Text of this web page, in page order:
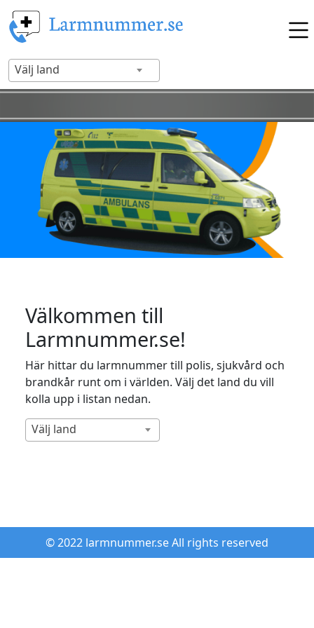
Välj land
Välkommen till
Larmnummer.se!
Här hittar du larmnummer till polis, sjukvård och
brandkår runt om i världen. Välj det land du vill
kolla upp i listan nedan.
Välj land
© 2022 larmnummer.se All rights reserved